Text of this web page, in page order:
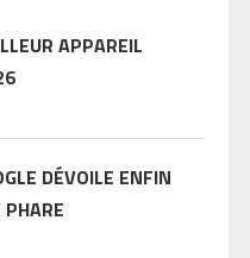
APPAREIL
DÉVOILE ENFIN